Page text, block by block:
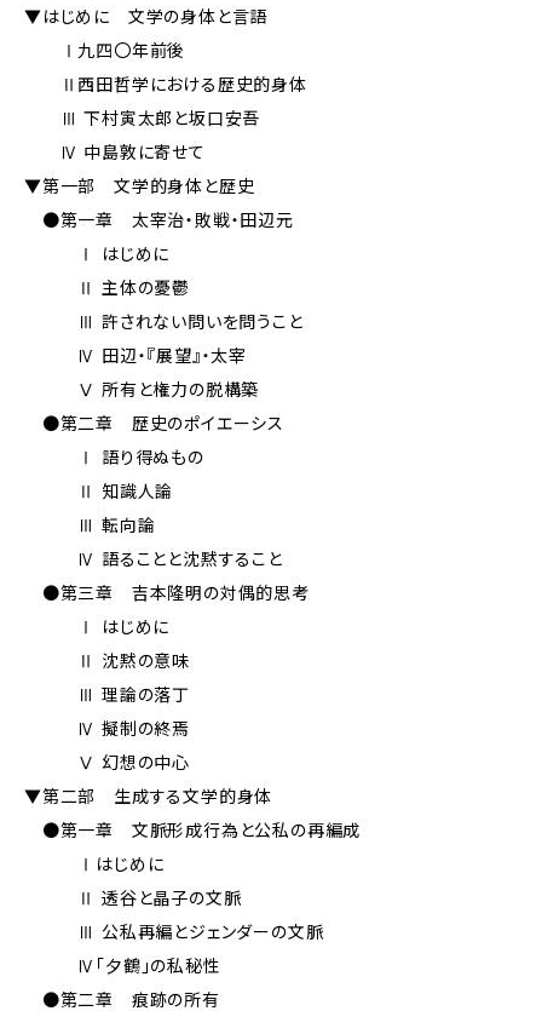
▼はじめに 文学の身体と言語
Ⅰ九四〇年前後
Ⅱ西田哲学における歴史的身体
Ⅲ 下村寅太郎と坂口安吾
Ⅳ 中島敦に寄せて
▼第一部 文学的身体と歴史
●第一章 太宰治・敗戦・田辺元
Ⅰ はじめに
Ⅱ 主体の憂鬱
Ⅲ 許されない問いを問うこと
Ⅳ 田辺・『展望』・太宰
Ⅴ 所有と権力の脱構築
●第二章 歴史のポイエーシス
Ⅰ 語り得ぬもの
Ⅱ 知識人論
Ⅲ 転向論
Ⅳ 語ることと沈黙すること
●第三章 吉本隆明の対偶的思考
Ⅰ はじめに
Ⅱ 沈黙の意味
Ⅲ 理論の落丁
Ⅳ 擬制の終焉
Ⅴ 幻想の中心
▼第二部 生成する文学的身体
●第一章 文脈形成行為と公私の再編成
Ⅰはじめに
Ⅱ 透谷と晶子の文脈
Ⅲ 公私再編とジェンダーの文脈
Ⅳ「夕鶴」の私秘性
●第二章 痕跡の所有